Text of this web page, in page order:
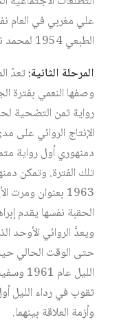
علي مغربي في العام
الطبعي 1954 لمحمد نور جوهرجي.
المرحلة الثانية:تعدّ
وصفها النعمي بفترة
الإنتاج الروائي على
دمنهوري أول رواية
تلك الفترة. وتمكن
1963 بعنوان ومرت الأيام والتي تفصح عن نضج فني‏
الحقبة نفسها يقدم
ويعدَّ الروائي الأوحد
حتى الوقت الحالي
ثقوب في رداء الليل
وأزمة العلاقة بينهما.